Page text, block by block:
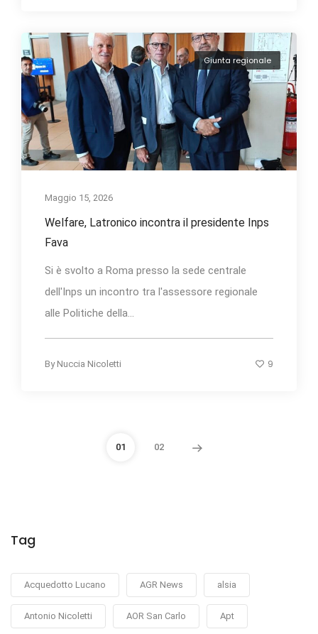
Giunta regionale
Maggio 15, 2026
Welfare, Latronico incontra il presidente Inps
Fava
Si è svolto a Roma presso la sede centrale
dell'Inps un incontro tra l'assessore regionale
alle Politiche della...
By Nuccia Nicoletti 9
01 02
Tag
Acquedotto Lucano AGR News alsia
Antonio Nicoletti AOR San Carlo Apt